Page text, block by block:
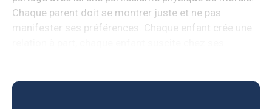
Chaque parent doit se montrer juste et ne pas
manifester ses préférences. Chaque enfant crée une